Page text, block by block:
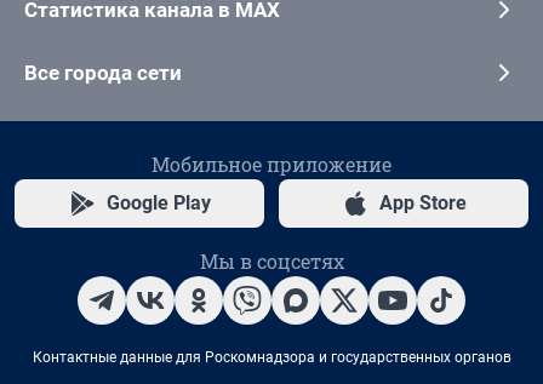
Статистика канала в MAX
Все города сети
Мобильное приложение
Google Play App Store
Мы в соцсетях
Контактные данные для Роскомнадзора и государственных органов